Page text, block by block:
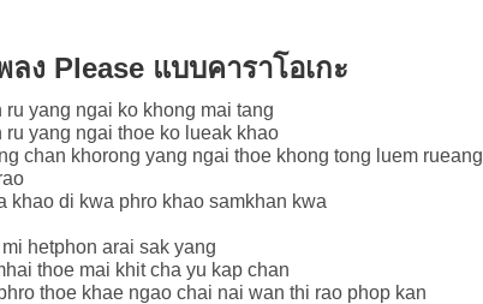
ลง Please แบบคาราโอเกะ
ru yang ngai ko khong mai tang
ru yang ngai thoe ko lueak khao
chan khorong yang ngai thoe khong tong luem rueang
khao di kwa phro khao samkhan kwa
hetphon arai sak yang
thoe mai khit cha yu kap chan
thoe khae ngao chai nai wan thi rao phop kan